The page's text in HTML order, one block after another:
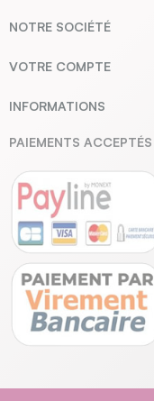
NOTRE SOCIÉTÉ
VOTRE COMPTE
INFORMATIONS
PAIEMENTS ACCEPTÉS